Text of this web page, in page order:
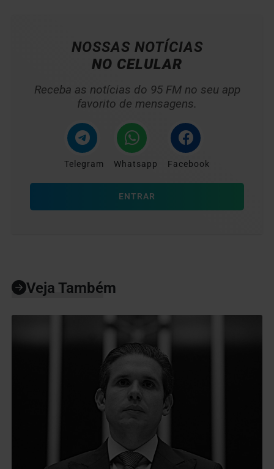
NOSSAS NOTÍCIAS
NO CELULAR
Receba as notícias do 95 FM no seu app
favorito de mensagens.
Telegram Whatsapp Facebook
ENTRAR
Veja Também